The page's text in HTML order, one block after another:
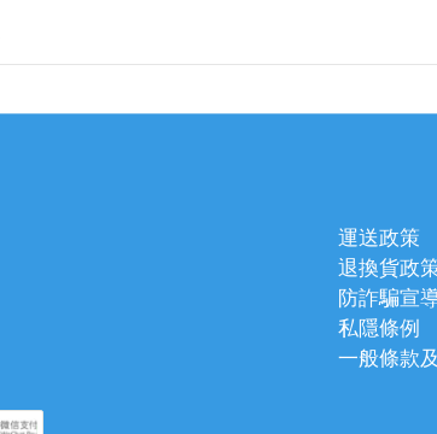
運送政策
退換貨政
防詐騙宣
私隱條例
一般條款